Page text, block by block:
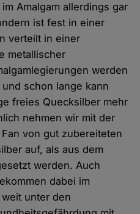
Amalgam allerdings gar
ist fest in einer
verteilt in einer
metallischer
werden
schon lange kann
freies Quecksilber mehr
nehmen wir mit der
von gut zubereiteten
auf, als aus dem
werden. Auch
dabei im
unter den